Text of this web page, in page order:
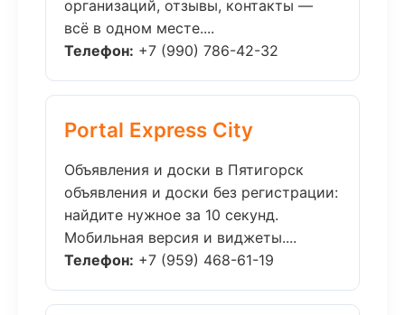
организаций, отзывы, контакты —
всё в одном месте....
Телефон: +7 (990) 786-42-32
Portal Express City
Объявления и доски в Пятигорск
объявления и доски без регистрации:
найдите нужное за 10 секунд.
Мобильная версия и виджеты....
Телефон: +7 (959) 468-61-19